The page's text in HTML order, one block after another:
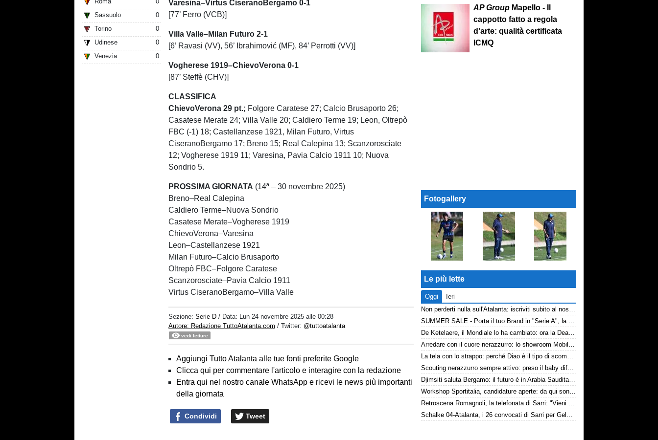
Sassuolo
0
Torino
0
Udinese
0
Venezia
0
Varesina–Virtus CiseranoBergamo 0-1
[77’ Ferro (VCB)]
Villa Valle–Milan Futuro 2-1
[6’ Ravasi (VV), 56’ Ibrahimović (MF), 84’ Perrotti (VV)]
Vogherese 1919–ChievoVerona 0-1
[87’ Steffè (CHV)]
CLASSIFICA
ChievoVerona 29 pt.; Folgore Caratese 27; Calcio Brusaporto 26;
Casatese Merate 24; Villa Valle 20; Caldiero Terme 19; Leon, Oltrepò
FBC (-1) 18; Castellanzese 1921, Milan Futuro, Virtus
CiseranoBergamo 17; Breno 15; Real Calepina 13; Scanzorosciate
12; Vogherese 1919 11; Varesina, Pavia Calcio 1911 10; Nuova
Sondrio 5.
PROSSIMA GIORNATA (14ª – 30 novembre 2025)
Breno–Real Calepina
Caldiero Terme–Nuova Sondrio
Casatese Merate–Vogherese 1919
ChievoVerona–Varesina
Leon–Castellanzese 1921
Milan Futuro–Calcio Brusaporto
Oltrepò FBC–Folgore Caratese
Scanzorosciate–Pavia Calcio 1911
Virtus CiseranoBergamo–Villa Valle
Sezione:Serie D / Data: Lun 24 novembre 2025 alle 00:28
Autore: Redazione TuttoAtalanta.com / Twitter: @tuttoatalanta
vedi letture
Aggiungi Tutto Atalanta alle tue fonti preferite Google
Clicca qui per commentare l'articolo e interagire con la redazione
Entra qui nel nostro canale WhatsApp e ricevi le news più importanti
della giornata
Condividi Tweet
AP Group Mapello - Il
cappotto fatto a regola
d'arte: qualità certificata
ICMQ
Fotogallery
Le più lette
Oggi
Ieri
Non perderti nulla sull'Atalanta: iscriviti subito al nostro canale WhatsApp!
SUMMER SALE - Porta il tuo Brand in "Serie A", la tua azienda e professione titolare nel cuore dell'Atalanta
De Ketelaere, il Mondiale lo ha cambiato: ora la Dea riparte da lui
Arredare con il cuore nerazzurro: lo showroom Mobilmondo a Osio Sotto. Quando essere di fede atalantina conviene
La tela con lo strappo: perché Diao è il tipo di scommessa che Giuntoli ama
Scouting nerazzurro sempre attivo: preso il baby difensore 2010 Levačić
Djimsiti saluta Bergamo: il futuro è in Arabia Saudita! Tre milioni e firma biennale
Workshop Sportitalia, candidature aperte: da qui sono passate firme di Serie A
Retroscena Romagnoli, la telefonata di Sarri: "Vieni con me a Bergamo"
Schalke 04-Atalanta, i 26 convocati di Sarri per Gelsenkirchen